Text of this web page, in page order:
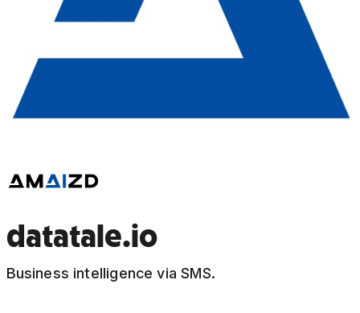
datatale.io
Business intelligence via SMS.